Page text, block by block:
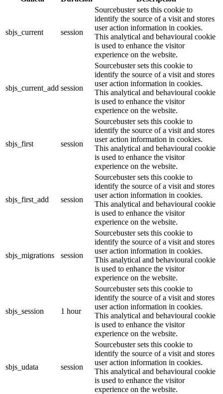
sbjs_current session
Sourcebuster sets this cookie to
identify the source of a visit and stores
user action information in cookies.
This analytical and behavioural cookie
is used to enhance the visitor
experience on the website.
sbjs_current_add session
Sourcebuster sets this cookie to
identify the source of a visit and stores
user action information in cookies.
This analytical and behavioural cookie
is used to enhance the visitor
experience on the website.
sbjs_first session
Sourcebuster sets this cookie to
identify the source of a visit and stores
user action information in cookies.
This analytical and behavioural cookie
is used to enhance the visitor
experience on the website.
sbjs_first_add session
Sourcebuster sets this cookie to
identify the source of a visit and stores
user action information in cookies.
This analytical and behavioural cookie
is used to enhance the visitor
experience on the website.
sbjs_migrations session
Sourcebuster sets this cookie to
identify the source of a visit and stores
user action information in cookies.
This analytical and behavioural cookie
is used to enhance the visitor
experience on the website.
sbjs_session 1 hour
Sourcebuster sets this cookie to
identify the source of a visit and stores
user action information in cookies.
This analytical and behavioural cookie
is used to enhance the visitor
experience on the website.
sbjs_udata session
Sourcebuster sets this cookie to
identify the source of a visit and stores
user action information in cookies.
This analytical and behavioural cookie
is used to enhance the visitor
experience on the website.